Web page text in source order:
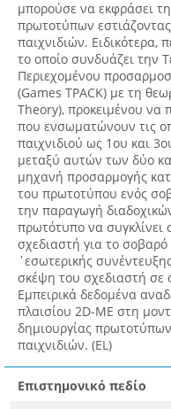
μπορούσε να εκφράσει
πρωτοτύπων
παιχνιδιών. Ειδικότερα,
το οποίο συνδυάζει την
Περιεχομένου
(Games TPACK) με τη
Theory), προκειμένου να
που ενσωματώνουν τις
παιχνιδιού ως 1ου και
μεταξύ αυτών των δύο
μηχανή προσαρμογής
του πρωτοτύπου ενός
την παραγωγή
πρωτότυπο να συγκλίνει
σχεδιαστή για το
΄εσωτερικής
σκέψη του σχεδιαστή σε
Εμπειρικά δεδομένα
πλαισίου 2D-ME στη
δημιουργίας
παιχνιδιών. (EL)
Επιστημονικό πεδίο